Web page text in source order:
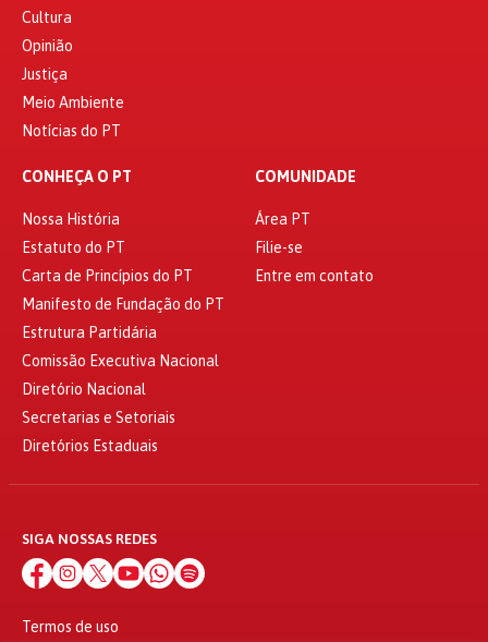
Cultura
Opinião
Justiça
Meio Ambiente
Notícias do PT
CONHEÇA O PT
Nossa História
Estatuto do PT
Carta de Princípios do PT
Manifesto de Fundação do PT
Estrutura Partidária
Comissão Executiva Nacional
Diretório Nacional
Secretarias e Setoriais
Diretórios Estaduais
COMUNIDADE
Área PT
Filie-se
Entre em contato
SIGA NOSSAS REDES
Termos de uso